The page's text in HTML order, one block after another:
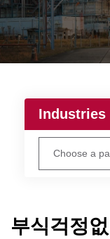
Industries
부식걱정